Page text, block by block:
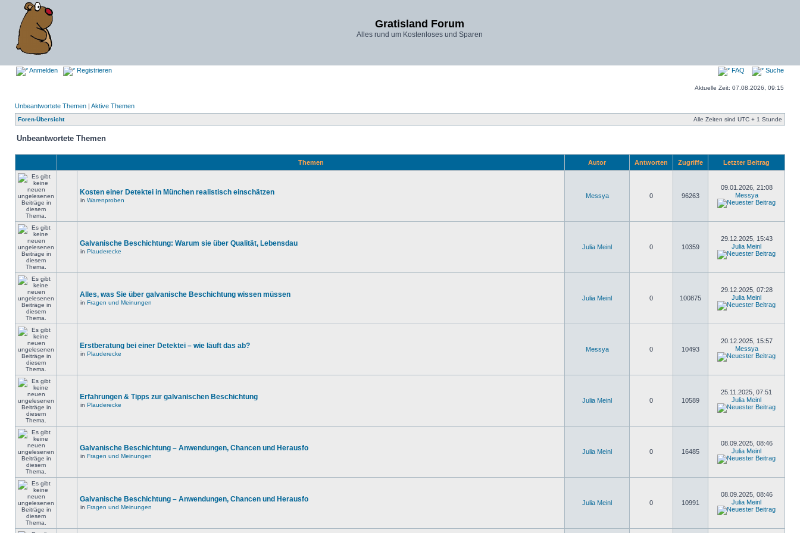
Gratisland Forum
Alles rund um Kostenloses und Sparen
Anmelden Registrieren FAQ Suche
Aktuelle Zeit: 07.08.2026, 09:15
Unbeantwortete Themen | Aktive Themen
Foren-Übersicht Alle Zeiten sind UTC + 1 Stunde
Unbeantwortete Themen
Themen Autor Antworten Zugriffe Letzter Beitrag
Kosten einer Detektei in München realistisch einschätzen
in Warenproben
Messya 0 96263
09.01.2026, 21:08
Messya
Galvanische Beschichtung: Warum sie über Qualität, Lebensdau
in Plauderecke
Julia Meinl 0 10359
29.12.2025, 15:43
Julia Meinl
Alles, was Sie über galvanische Beschichtung wissen müssen
in Fragen und Meinungen
Julia Meinl 0 100875
29.12.2025, 07:28
Julia Meinl
Erstberatung bei einer Detektei – wie läuft das ab?
in Plauderecke
Messya 0 10493
20.12.2025, 15:57
Messya
Erfahrungen & Tipps zur galvanischen Beschichtung
in Plauderecke
Julia Meinl 0 10589
25.11.2025, 07:51
Julia Meinl
Galvanische Beschichtung – Anwendungen, Chancen und Herausfo
in Fragen und Meinungen
Julia Meinl 0 16485
08.09.2025, 08:46
Julia Meinl
Galvanische Beschichtung – Anwendungen, Chancen und Herausfo
in Fragen und Meinungen
Julia Meinl 0 10991
08.09.2025, 08:46
Julia Meinl